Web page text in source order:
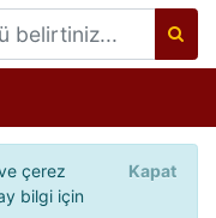
çerez
bilgi için
Kapat